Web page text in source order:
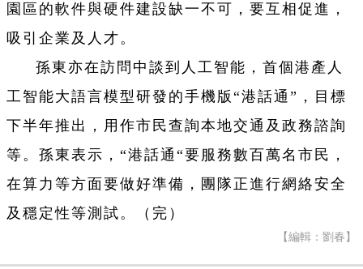
園區的軟件與硬件建設缺一不可，要互相促進，
吸引企業及人才。
孫東亦在訪問中談到人工智能，首個港產人
工智能大語言模型研發的手機版“港話通”，目標
下半年推出，用作市民查詢本地交通及政務諮詢
等。孫東表示，“港話通“要服務數百萬名市民，
在算力等方面要做好準備，團隊正進行網絡安全
及穩定性等測試。（完）
【編輯：劉春】